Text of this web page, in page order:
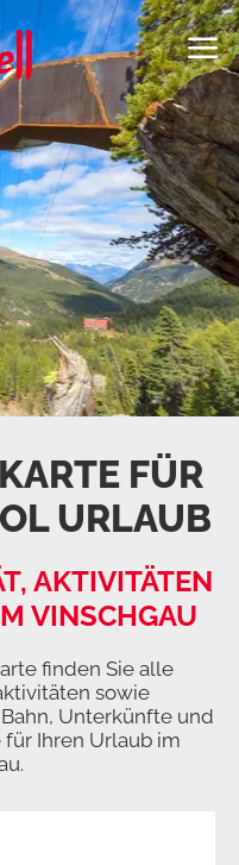
FÜR
URLAUB
AKTIVITÄTEN
VINSCHGAU
finden Sie alle
sowie
Unterkünfte und
Ihren Urlaub im